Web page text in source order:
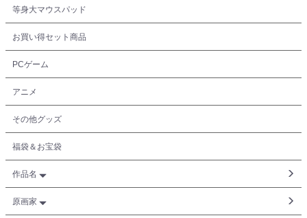
等身大マウスパッド
お買い得セット商品
PCゲーム
アニメ
その他グッズ
福袋＆お宝袋
作品名
原画家